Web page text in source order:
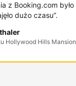
z Booking.com było
dużo czasu”.
Hollywood Hills Mansion